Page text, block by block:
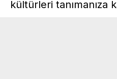
kültürleri tanımanıza